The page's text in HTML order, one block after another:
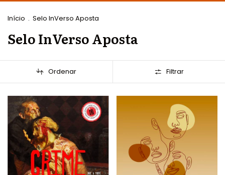
Início . Selo InVerso Aposta
Selo InVerso Aposta
Ordenar Filtrar